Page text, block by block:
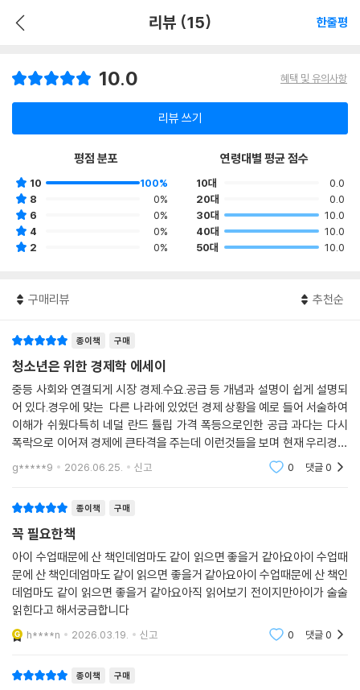
리뷰 (15) 한줄평
10.0 혜택 및 유의사항
리뷰 쓰기
평점 분포
10
100%
8
0%
6
0%
4
0%
2
0%
연령대별 평균 점수
10대
0.0
20대
0.0
30대
10.0
40대
10.0
50대
10.0
구매리뷰 추천순
종이책 구매
청소년은 위한 경제학 에세이
중등 사회와 연결되게 시장 경제.수요.공급 등 개념과 설명이 쉽게 설명되
어 있다.경우에 맞는 다른 나라에 있었던 경제 상황을 예로 들어 서술하여
이해가 쉬웠다특히 네덜 란드 튤립 가격 폭등으로인한 공급 과다는 다시
폭락으로 이어져 경제에 큰타격을 주는데 이런것들을 보며 현재 우리경제
흐름도 조금 이해하게되었다.
g*****9 2026.06.25. 신고 0 댓글0
종이책 구매
꼭 필요한책
아이 수업때문에 산 책인데엄마도 같이 읽으면 좋을거 같아요아이 수업때
문에 산 책인데엄마도 같이 읽으면 좋을거 같아요아이 수업때문에 산 책인
데엄마도 같이 읽으면 좋을거 같아요아직 읽어보기 전이지만아이가 술술
읽힌다고 해서궁금합니다
h****n 2026.03.19. 신고 0 댓글0
종이책 구매